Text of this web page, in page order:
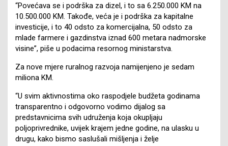
“Povećava se i podrška za dizel, i to sa 6.250.000 KM na
10.500.000 KM. Takođe, veća je i podrška za kapitalne
investicije, i to 40 odsto za komercijalna, 50 odsto za
mlade farmere i gazdinstva iznad 600 metara nadmorske
visine”, piše u podacima resornog ministarstva.
Za nove mjere ruralnog razvoja namijenjeno je sedam
miliona KM.
“U svim aktivnostima oko raspodjele budžeta godinama
transparentno i odgovorno vodimo dijalog sa
predstavnicima svih udruženja koja okupljaju
poljoprivrednike, uvijek krajem jedne godine, na ulasku u
drugu, kako bismo saslušali mišljenja i želje